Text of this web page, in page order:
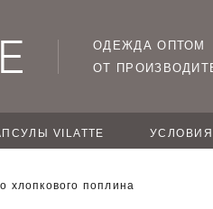
ОДЕЖДА ОПТОМ
ОТ
VILATTE
хлопкового поплина